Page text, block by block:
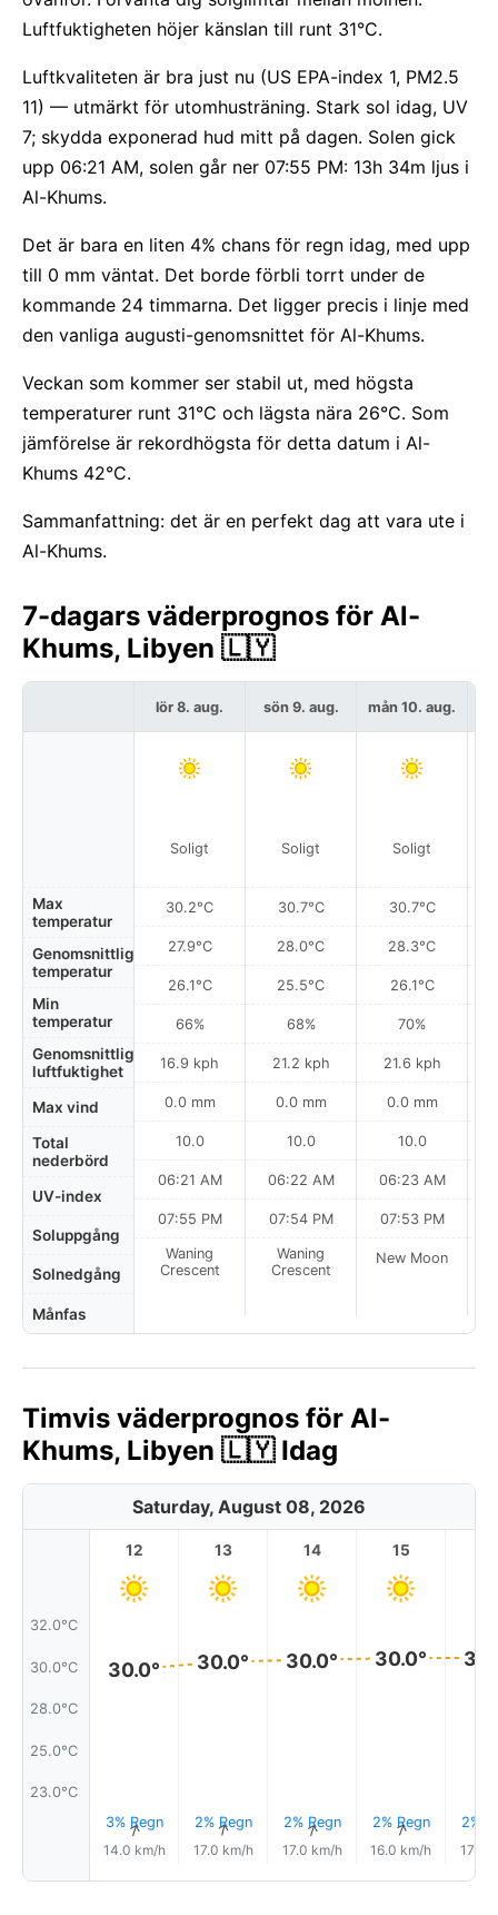
Luftfuktigheten höjer känslan till runt 31°C.
Luftkvaliteten är bra just nu (US EPA-index 1, PM2.5
11) — utmärkt för utomhusträning. Stark sol idag, UV
7; skydda exponerad hud mitt på dagen. Solen gick
upp 06:21 AM, solen går ner 07:55 PM: 13h 34m ljus i
Al-Khums.
Det är bara en liten 4% chans för regn idag, med upp
till 0 mm väntat. Det borde förbli torrt under de
kommande 24 timmarna. Det ligger precis i linje med
den vanliga augusti-genomsnittet för Al-Khums.
Veckan som kommer ser stabil ut, med högsta
temperaturer runt 31°C och lägsta nära 26°C. Som
jämförelse är rekordhögsta för detta datum i Al-
Khums 42°C.
Sammanfattning: det är en perfekt dag att vara ute i
Al-Khums.
7-dagars väderprognos för Al-
Khums, Libyen 🇱🇾
Max
temperatur
Genomsnittlig
temperatur
Min
temperatur
Genomsnittlig
luftfuktighet
Max vind
Total
nederbörd
UV-index
Soluppgång
Solnedgång
Månfas
lör 8. aug.
Soligt
30.2°C
27.9°C
26.1°C
66%
16.9 kph
0.0 mm
10.0
06:21 AM
07:55 PM
Waning
Crescent
sön 9. aug.
Soligt
30.7°C
28.0°C
25.5°C
68%
21.2 kph
0.0 mm
10.0
06:22 AM
07:54 PM
Waning
Crescent
mån 10. aug.
Soligt
30.7°C
28.3°C
26.1°C
70%
21.6 kph
0.0 mm
10.0
06:23 AM
07:53 PM
New Moon
Timvis väderprognos för Al-
Khums, Libyen 🇱🇾 Idag
Saturday, August 08, 2026
32.0°C
30.0°C
28.0°C
25.0°C
23.0°C
12
30.0°
3% Regn
↑
14.0 km/h
13
30.0°
2% Regn
↑
17.0 km/h
14
30.0°
2% Regn
↑
17.0 km/h
15
30.0°
2% Regn
↑
16.0 km/h
2%
17.0